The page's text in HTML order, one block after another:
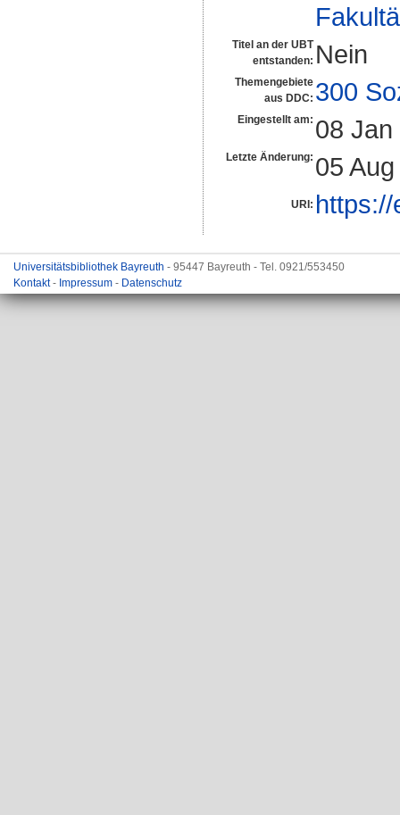
Titel an der UBT
entstanden: Nein
Themengebiete
aus DDC: 300
Eingestellt am: 08
Letzte Änderung: 05
URI:
Universitätsbibliothek Bayreuth - 95447 Bayreuth - Tel. 0921/553450
Kontakt- Impressum - Datenschutz